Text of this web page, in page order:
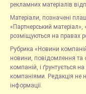
рекламних матеріалів
Матеріали, позначені
«Партнерський матеріал»,
розміщуються на правах
Рубрика «Новини
новини, повідомлення та
компаній, і ґрунтується
компаніями. Редакція не
інформації.